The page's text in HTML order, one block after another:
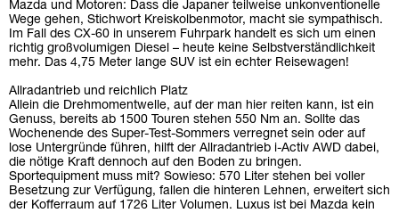
Mazda und Motoren: Dass die Japaner teilweise unkonventionelle
Wege gehen, Stichwort Kreiskolbenmotor, macht sie sympathisch.
Im Fall des CX-60 in unserem Fuhrpark handelt es sich um einen
richtig großvolumigen Diesel – heute keine Selbstverständlichkeit
mehr. Das 4,75 Meter lange SUV ist ein echter Reisewagen!
Allradantrieb und reichlich Platz
Allein die Drehmomentwelle, auf der man hier reiten kann, ist ein
Genuss, bereits ab 1500 Touren stehen 550 Nm an. Sollte das
Wochenende des Super-Test-Sommers verregnet sein oder auf
lose Untergründe führen, hilft der Allradantrieb i-Activ AWD dabei,
die nötige Kraft dennoch auf den Boden zu bringen.
Sportequipment muss mit? Sowieso: 570 Liter stehen bei voller
Besetzung zur Verfügung, fallen die hinteren Lehnen, erweitert sich
der Kofferraum auf 1726 Liter Volumen. Luxus ist bei Mazda kein